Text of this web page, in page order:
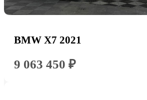
BMW X7 2021
9 063 450 ₽